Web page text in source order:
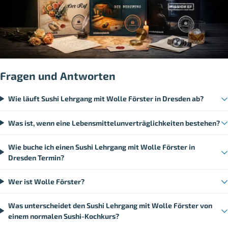
Fragen und Antworten
Wie läuft Sushi Lehrgang mit Wolle Förster in Dresden ab?
Was ist, wenn eine Lebensmittelunverträglichkeiten bestehen?
Wie buche ich einen Sushi Lehrgang mit Wolle Förster in
Dresden Termin?
Wer ist Wolle Förster?
Was unterscheidet den Sushi Lehrgang mit Wolle Förster von
einem normalen Sushi-Kochkurs?